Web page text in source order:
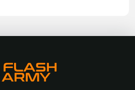
элементснаряжения,
ночного